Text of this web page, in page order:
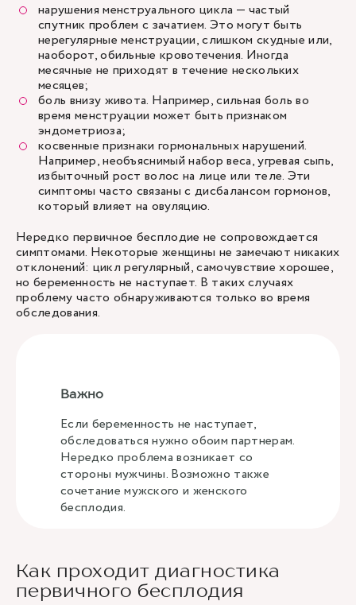
нарушения менструального цикла — частый
спутник проблем с зачатием. Это могут быть
нерегулярные менструации, слишком скудные или,
наоборот, обильные кровотечения. Иногда
месячные не приходят в течение нескольких
месяцев;
боль внизу живота. Например, сильная боль во
время менструации может быть признаком
эндометриоза;
косвенные признаки гормональных нарушений.
Например, необъяснимый набор веса, угревая сыпь,
избыточный рост волос на лице или теле. Эти
симптомы часто связаны с дисбалансом гормонов,
который влияет на овуляцию.
Нередко первичное бесплодие не сопровождается
симптомами. Некоторые женщины не замечают никаких
отклонений: цикл регулярный, самочувствие хорошее,
но беременность не наступает. В таких случаях
проблему часто обнаруживаются только во время
обследования.
Важно
Если беременность не наступает,
обследоваться нужно обоим партнерам.
Нередко проблема возникает со
стороны мужчины. Возможно также
сочетание мужского и женского
бесплодия.
Как проходит диагностика
первичного бесплодия